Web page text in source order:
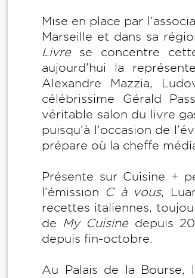
Mise en place par
Marseille et dans sa
Livre se concentre
aujourd’hui la
Alexandre Mazzia,
célébrissime Gérald
véritable salon du livre
puisqu’à l’occasion de
prépare où la cheffe
Présente sur Cuisine +
l’émission
C à vous,
recettes italiennes,
de My Cuisinedepuis
depuis fin-octobre.
Au Palais de la Bourse,